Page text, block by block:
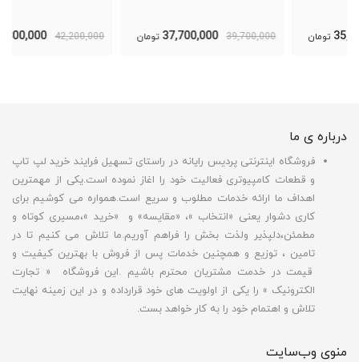
39,700,000
37,700,000 تومان 42,200,000
40,300,000 تومان
درباره ی ما
فروشگاه اینترنتی پردیس رایانه در راستای تسهیل فرایند خرید لپ تاپ
و قطعات کامپیوتری فعالیت خود را اغاز نموده است.یکی از مهمترین
اهداف ما ارائه خدمات مطلوب و سریع است.همواره می کوشیم برای
کاری دشوار یعنی «انتخاب »، «مقایسه» و «خرید »،مسیری کوتاه و
مطمئن،دلپذیر ولذت بخش را فراهم آوریم.ما تلاش می کنیم تا در
تامین ، توزیع و همچنین خدمات پس از فروش با بهترین کیفیت و
قیمت در خدمت مشتریان محترم باشیم .این فروشگاه « تجارت
الکترونیک » را یکی از اولویت های خود قرارداده و در این زمینه نهایت
تلاش و اهتمام خود را به کار خواهد بست.
منوی وب‌سایت